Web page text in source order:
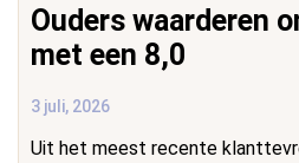
Ouders waarderen
met een 8,0
3 juli, 2026
Uit het meest recente